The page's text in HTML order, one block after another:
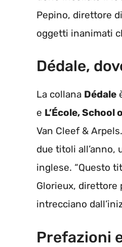
Pepino, direttore
oggetti inanimati
Dédale,
La collana Dédale
e L’École,
Van Cleef &
due titoli all’anno,
inglese. “Questo
Glorieux, direttore
intrecciano
Prefazioni